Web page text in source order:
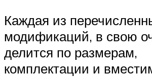
Каждая из
модификаций, в свою
делится по размерам,
комплектации и